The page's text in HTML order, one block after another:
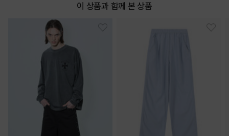
이 상품과 함께 본 상품